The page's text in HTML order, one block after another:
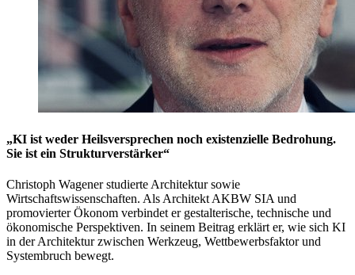
„KI ist weder Heilsversprechen noch existenzielle Bedrohung.
Sie ist ein Strukturverstärker“
Christoph Wagener studierte Architektur sowie
Wirtschaftswissenschaften. Als Architekt AKBW SIA und
promovierter Ökonom verbindet er gestalterische, technische und
ökonomische Perspektiven. In seinem Beitrag erklärt er, wie sich KI
in der Architektur zwischen Werkzeug, Wettbewerbsfaktor und
Systembruch bewegt.